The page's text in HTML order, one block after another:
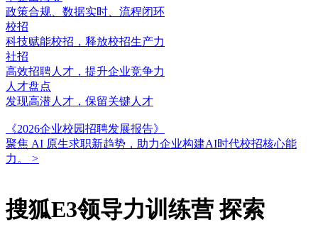
政策合规、数据实时、流程闭环
校招
科技赋能校招，释放校招生产力
社招
高效招聘人才，提升企业竞争力
人才盘点
发现高潜人才，保留关键人才
《2026企业校园招聘发展报告》
聚焦 AI 原生求职新趋势，助力企业构建AI时代校招核心能
力。
>
搜狐E3领导力训练营 探索